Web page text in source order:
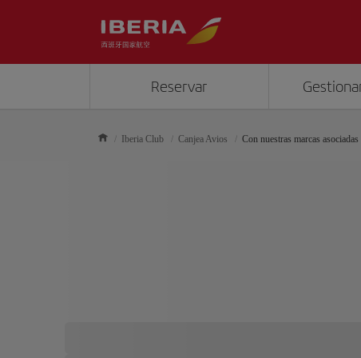
Reservar
Iberia Club Canjea Avios Con nuestras marcas asociadas